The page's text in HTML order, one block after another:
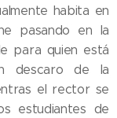
habita en
pasando en la
para quien está
descaro de la
el rector se
estudiantes de